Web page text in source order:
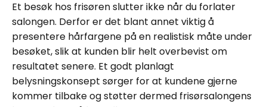
Et besøk hos frisøren slutter ikke når du forlater
salongen. Derfor er det blant annet viktig å
presentere hårfargene på en realistisk måte under
besøket, slik at kunden blir helt overbevist om
resultatet senere. Et godt planlagt
belysningskonsept sørger for at kundene gjerne
kommer tilbake og støtter dermed frisørsalongens